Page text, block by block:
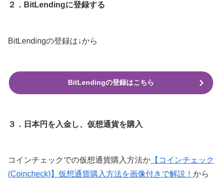
２．BitLendingに登録する
BitLendingの登録は↓から
BitLendingの登録はこちら
３．日本円を入金し、仮想通貨を購入
コインチェックでの仮想通貨購入方法か 【コインチェック
(Coincheck)】仮想通貨購入方法を画像付きで解説！ から